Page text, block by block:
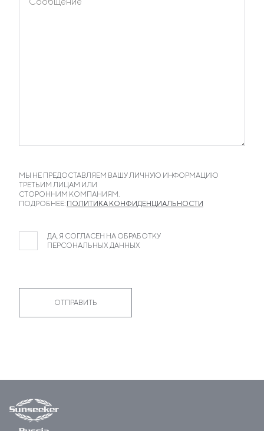
крейсерская яхта станет Вашим личным храмом для
МЫ НЕ ПРЕДОСТАВЛЯЕМ ВАШУ ЛИЧНУЮ ИНФОРМАЦИЮ
ТРЕТЬИМ ЛИЦАМ ИЛИ
СТОРОННИМ КОМПАНИЯМ.
ПОДРОБНЕЕ: ПОЛИТИКА КОНФИДЕНЦИАЛЬНОСТИ
ДА, Я СОГЛАСЕН НА ОБРАБОТКУ
ПЕРСОНАЛЬНЫХ ДАННЫХ